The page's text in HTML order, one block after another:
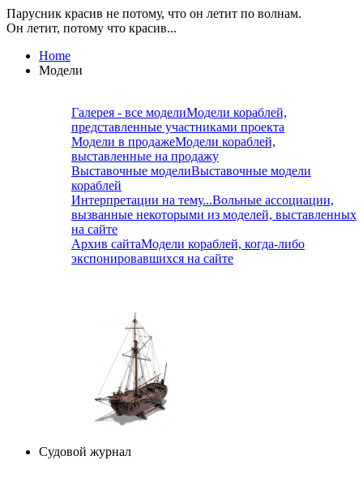
Парусник красив не потому, что он летит по волнам.
Он летит, потому что красив...
Home
Модели
Галерея - все моделиМодели кораблей,
представленные участниками проекта
Модели в продажеМодели кораблей,
выставленные на продажу
Выставочные моделиВыставочные модели
кораблей
Интерпретации на тему...Вольные ассоциации,
вызванные некоторыми из моделей, выставленных
на сайте
Архив сайтаМодели кораблей, когда-либо
экспонировавшихся на сайте
Судовой журнал